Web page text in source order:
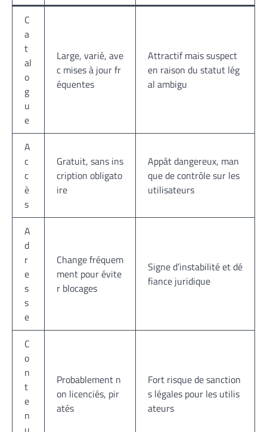
C
a
t
al
o
g
u
e
Large, varié, ave
c mises à jour fr
équentes
Attractif mais suspect
en raison du statut lég
al ambigu
A
c
c
è
s
Gratuit, sans ins
cription obligato
ire
Appât dangereux, man
que de contrôle sur les
utilisateurs
A
d
r
e
s
s
e
Change fréquem
ment pour évite
r blocages
Signe d’instabilité et dé
fiance juridique
C
o
n
t
e
n
Probablement n
on licenciés, pir
atés
Fort risque de sanction
s légales pour les utilis
ateurs